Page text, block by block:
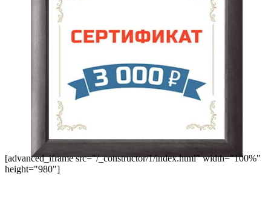
[advanced_iframe src="/_constructor/1/index.html" width="100%"
height="980"]